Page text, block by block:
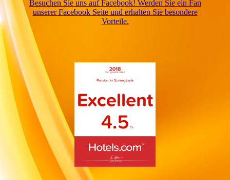
Besuchen Sie uns auf Facebook! Werden Sie ein Fan
unserer Facebook Seite und erhalten Sie besondere
Vorteile.